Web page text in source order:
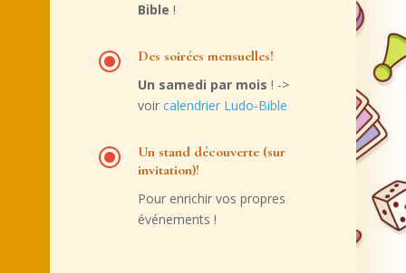
Bible !
\ Des soirées mensuelles!
Un samedi par mois ! ->
voir calendrier Ludo-Bible
\
Un stand découverte (sur
invitation)!
Pour enrichir vos propres
événements !